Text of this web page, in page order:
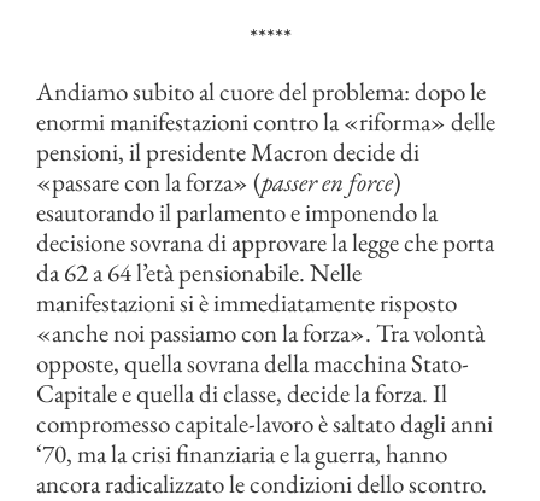
*****
Andiamo subito al cuore del problema: dopo le
enormi manifestazioni contro la «riforma» delle
pensioni, il presidente Macron decide di
«passare con la forza» (passer en force)
esautorando il parlamento e imponendo la
decisione sovrana di approvare la legge che porta
da 62 a 64 l’età pensionabile. Nelle
manifestazioni si è immediatamente risposto
«anche noi passiamo con la forza». Tra volontà
opposte, quella sovrana della macchina Stato-
Capitale e quella di classe, decide la forza. Il
compromesso capitale-lavoro è saltato dagli anni
‘70, ma la crisi finanziaria e la guerra, hanno
ancora radicalizzato le condizioni dello scontro.